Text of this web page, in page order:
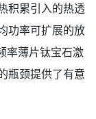
积累引入的热透
功率可扩展的放
率薄片钛宝石激
瓶颈提供了有意